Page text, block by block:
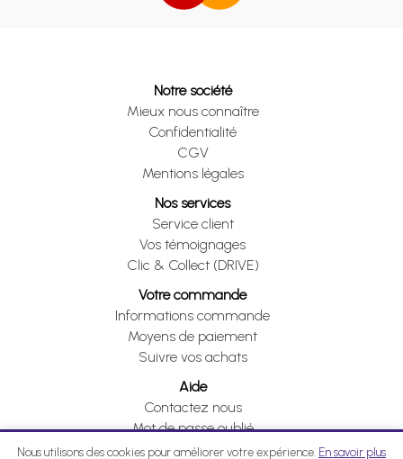
Notre société
Mieux nous connaître
Confidentialité
CGV
Mentions légales
Nos services
Service client
Vos témoignages
Clic & Collect (DRIVE)
Votre commande
Informations commande
Moyens de paiement
Suivre vos achats
Aide
Contactez nous
Mot de passe oublié
Je me rétracte
Nous utilisons des cookies pour améliorer votre expérience. En savoir plus